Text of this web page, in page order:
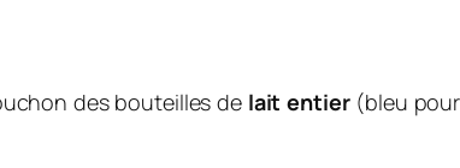
des bouteilles de lait entier(bleu